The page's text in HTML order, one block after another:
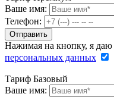
Ваше имя:
Телефон:
Нажимая на кнопку, я даю
персональных данных
Тариф Базовый
Ваше имя: